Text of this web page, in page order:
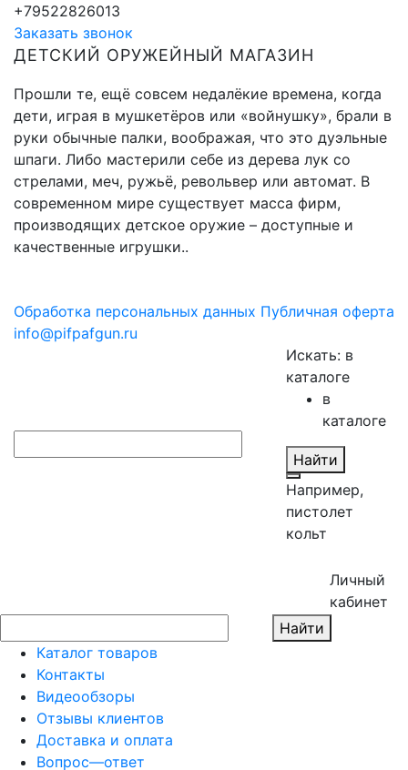
+79522826013
Заказать звонок
ДЕТСКИЙ ОРУЖЕЙНЫЙ МАГАЗИН
Прошли те, ещё совсем недалёкие времена, когда
дети, играя в мушкетёров или «войнушку», брали в
руки обычные палки, воображая, что это дуэльные
шпаги. Либо мастерили себе из дерева лук со
стрелами, меч, ружьё, револьвер или автомат. В
современном мире существует масса фирм,
производящих детское оружие – доступные и
качественные игрушки..
Обработка персональных данных Публичная оферта
info@pifpafgun.ru
Искать: в
каталоге
в
каталоге
Найти
Например,
пистолет
кольт
Личный
кабинет
Найти
Каталог товаров
Контакты
Видеообзоры
Отзывы клиентов
Доставка и оплата
Вопрос—ответ